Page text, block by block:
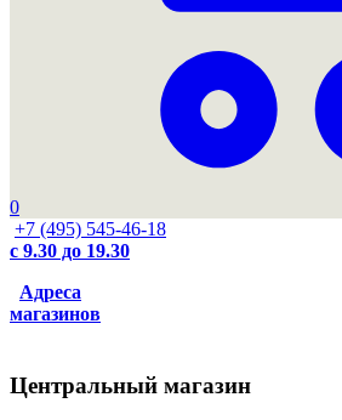
0
+7 (495) 545-46-18
с 9.30 до 19.30
Адреса
магазинов
Центральный магазин